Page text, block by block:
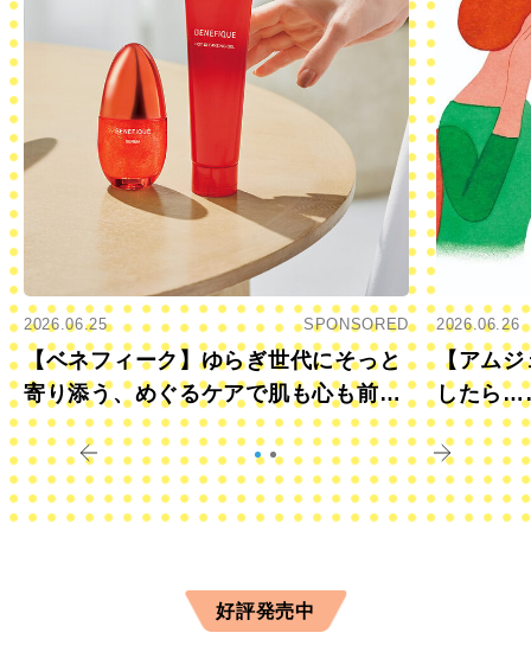
2026.06.25 SPONSORED
【ベネフィーク】ゆらぎ世代にそっと
寄り添う、めぐるケアで肌も心も前向
きに
2026.06.26
【アムジ
したら
すか？
好評発売中